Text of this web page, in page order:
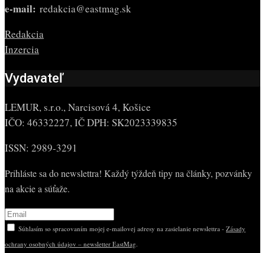
e-mail: redakcia@eastmag.sk
Redakcia
Inzercia
Vydavateľ
LEMUR, s.r.o., Narcisová 4, Košice
IČO: 46332227, IČ DPH: SK2023339835
ISSN: 2989-3291
Prihláste sa do newslettra! Každý týždeň tipy na články, pozvánky
na akcie a súťaže.
Súhlasím so spracovaním mojej e-mailovej adresy na zasielanie newslettra - Zásady
ochrany osobných údajov – newsletter EastMag